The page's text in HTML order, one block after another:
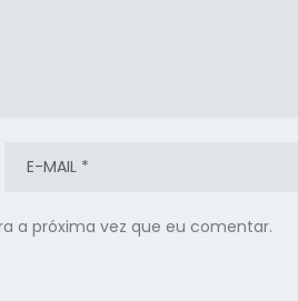
a próxima vez que eu comentar.